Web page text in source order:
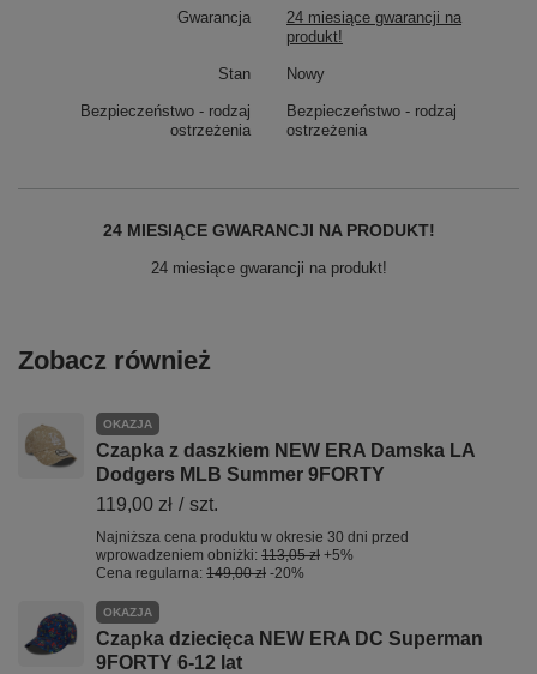
Gwarancja
24 miesiące gwarancji na
produkt!
Stan Nowy
Bezpieczeństwo - rodzaj
ostrzeżenia
Bezpieczeństwo - rodzaj
ostrzeżenia
24 MIESIĄCE GWARANCJI NA PRODUKT!
24 miesiące gwarancji na produkt!
Zobacz również
OKAZJA
Czapka z daszkiem NEW ERA Damska LA
Dodgers MLB Summer 9FORTY
119,00 zł / szt.
Najniższa cena produktu w okresie 30 dni przed
wprowadzeniem obniżki: 113,05 zł +5%
Cena regularna: 149,00 zł -20%
OKAZJA
Czapka dziecięca NEW ERA DC Superman
9FORTY 6-12 lat